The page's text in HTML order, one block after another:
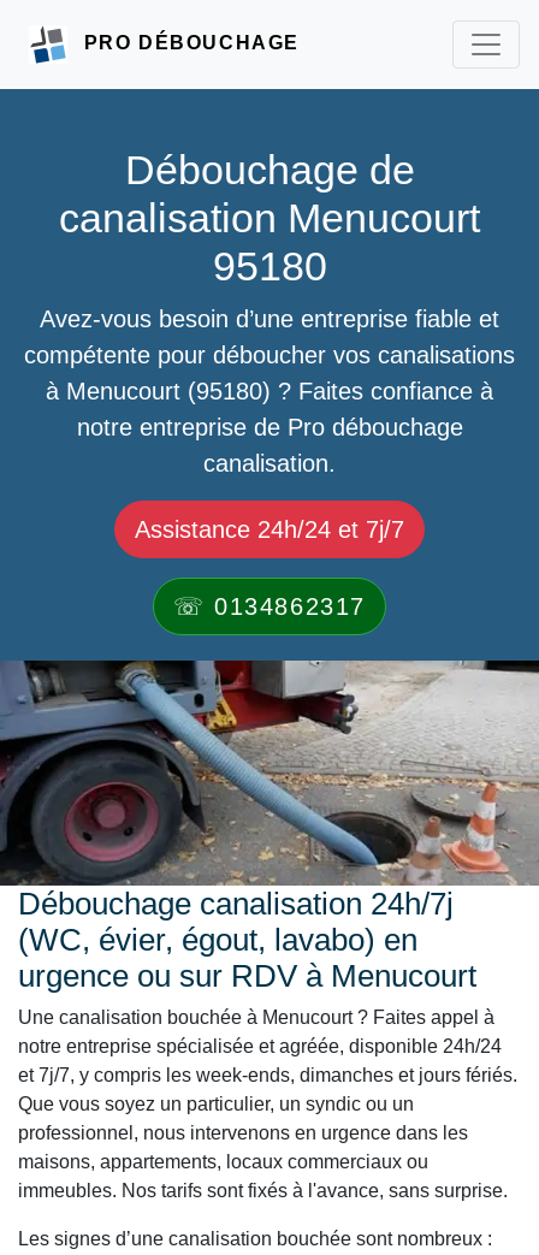
PRO DÉBOUCHAGE
Débouchage de
canalisation Menucourt
95180
Avez-vous besoin d’une entreprise fiable et
compétente pour déboucher vos canalisations
à Menucourt (95180) ? Faites confiance à
notre entreprise de Pro débouchage
canalisation.
Assistance 24h/24 et 7j/7
☏ 0134862317
Débouchage canalisation 24h/7j
(WC, évier, égout, lavabo) en
urgence ou sur RDV à Menucourt
Une canalisation bouchée à Menucourt ? Faites appel à
notre entreprise spécialisée et agréée, disponible 24h/24
et 7j/7, y compris les week-ends, dimanches et jours fériés.
Que vous soyez un particulier, un syndic ou un
professionnel, nous intervenons en urgence dans les
maisons, appartements, locaux commerciaux ou
immeubles. Nos tarifs sont fixés à l'avance, sans surprise.
Les signes d’une canalisation bouchée sont nombreux :